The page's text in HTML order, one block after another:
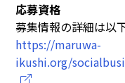
応募資格
募集情報の詳細は以
https://maruwa-
ikushi.org/